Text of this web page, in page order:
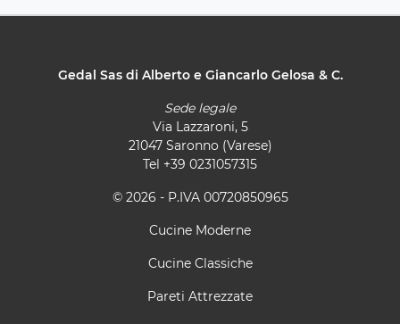
Gedal Sas di Alberto e Giancarlo Gelosa & C.
Sede legale
Via Lazzaroni, 5
21047 Saronno (Varese)
Tel +39 0231057315
© 2026 - P.IVA 00720850965
Cucine Moderne
Cucine Classiche
Pareti Attrezzate